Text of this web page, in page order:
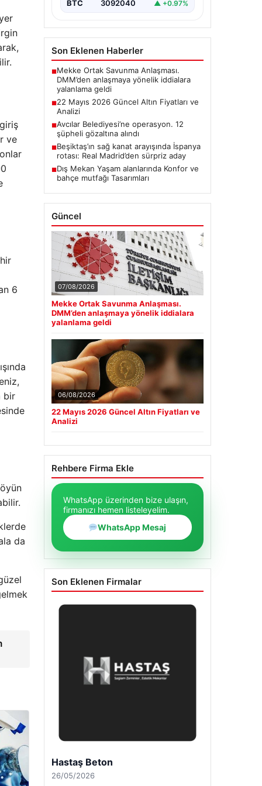
ve
6
bir
da
BTC 3092040 ▲ +0.97%
Son Eklenen Haberler
■Mekke Ortak Savunma Anlaşması.
DMM’den anlaşmaya yönelik iddialara
yalanlama geldi
■22 Mayıs 2026 Güncel Altın Fiyatları ve
Analizi
■Avcılar Belediyesi’ne operasyon. 12
şüpheli gözaltına alındı
■Beşiktaş’ın sağ kanat arayışında İspanya
rotası: Real Madrid’den sürpriz aday
■Dış Mekan Yaşam alanlarında Konfor ve
bahçe mutfağı Tasarımları
Güncel
07/08/2026
Mekke Ortak Savunma Anlaşması.
DMM’den anlaşmaya yönelik iddialara
yalanlama geldi
06/08/2026
22 Mayıs 2026 Güncel Altın Fiyatları ve
Analizi
Rehbere Firma Ekle
WhatsApp üzerinden bize ulaşın,
firmanızı hemen listeleyelim.
WhatsApp Mesaj
Son Eklenen Firmalar
Enes Kaplan Avukatlık Bürosu
28/04/2026